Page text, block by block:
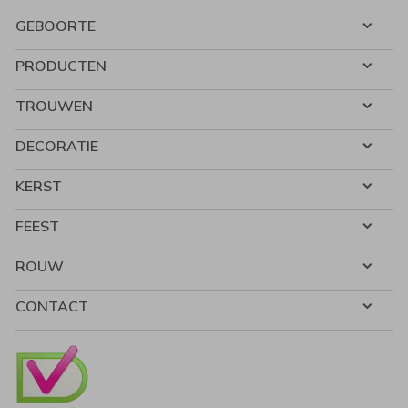
GEBOORTE
PRODUCTEN
TROUWEN
DECORATIE
KERST
FEEST
ROUW
CONTACT